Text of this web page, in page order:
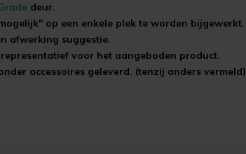
deur.
op een enkele plek te worden bijgewerkt.
afwerking suggestie.
voor het aangeboden product.
accessoires geleverd. (tenzij anders vermeld)